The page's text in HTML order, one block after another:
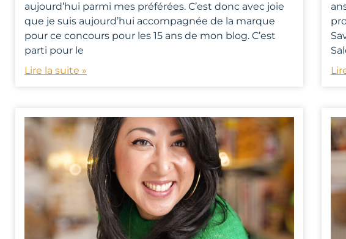
aujourd’hui parmi mes préférées. C’est donc avec joie
que je suis aujourd’hui accompagnée de la marque
pour ce concours pour les 15 ans de mon blog. C’est
parti pour le
Lire la suite »